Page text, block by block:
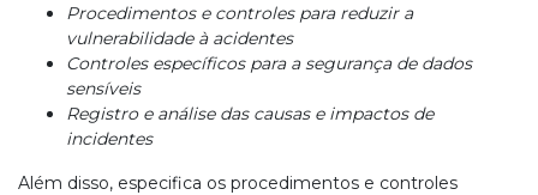
Procedimentos e controles para reduzir a
vulnerabilidade à acidentes
Controles específicos para a segurança de dados
sensíveis
Registro e análise das causas e impactos de
incidentes
Além disso, especifica os procedimentos e controles